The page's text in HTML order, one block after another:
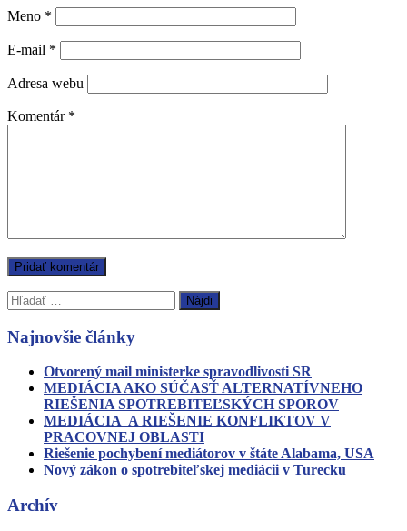
Meno *
E-mail *
Adresa webu
Komentár *
Hľadať:
Najnovšie články
Otvorený mail ministerke spravodlivosti SR
MEDIÁCIA AKO SÚČASŤ ALTERNATÍVNEHO
RIEŠENIA SPOTREBITEĽSKÝCH SPOROV
MEDIÁCIA A RIEŠENIE KONFLIKTOV V
PRACOVNEJ OBLASTI
Riešenie pochybení mediátorov v štáte Alabama, USA
Nový zákon o spotrebiteľskej mediácii v Turecku
Archív